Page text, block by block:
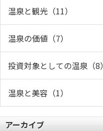
温泉と観光（11）
温泉の価値（7）
投資対象としての温泉（8）
温泉と美容（1）
アーカイブ